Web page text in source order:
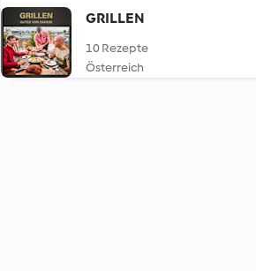
GRILLEN
10 Rezepte
Österreich